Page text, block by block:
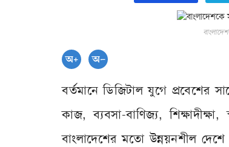
বর্তমানে ডিজিটাল যুগে প্রবেশের
কাজ, ব্যবসা-বাণিজ্য,
বাংলাদেশের মতো উন্নয়নশীল